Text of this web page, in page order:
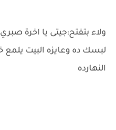
ولاء بتفتح:جيتى يا اخرة
لبسك ده وعايزه البيت يلمع
النهارده